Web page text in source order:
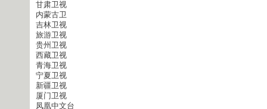
甘肃卫视
内蒙古卫
吉林卫视
旅游卫视
贵州卫视
西藏卫视
青海卫视
宁夏卫视
新疆卫视
厦门卫视
凤凰中文台